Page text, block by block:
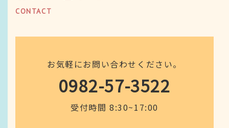
CONTACT
お気軽にお問い合わせください。
0982-57-3522
受付時間 8:30~17:00